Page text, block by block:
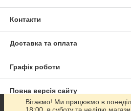
Контакти
Доставка та оплата
Графік роботи
Повна версія сайту
Вітаємо! Ми працюємо в